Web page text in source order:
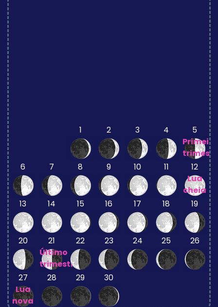
1 2 3 4
5
Primeiro
6
7 8 9 10 11
12
Lua
cheia
13
14 15 16 17 18 19
20
21
Último
trimestre
22 23 24 25 26
27
Lua
nova
28 29 30